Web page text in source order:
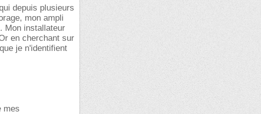
depuis plusieurs
mon ampli
Mon installateur
en cherchant sur
je n'identifient
mes